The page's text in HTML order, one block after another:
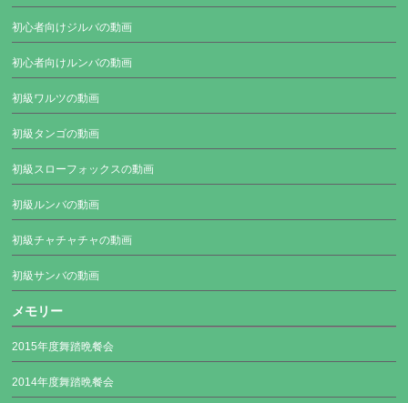
初心者向けジルバの動画
初心者向けルンバの動画
初級ワルツの動画
初級タンゴの動画
初級スローフォックスの動画
初級ルンバの動画
初級チャチャチャの動画
初級サンバの動画
メモリー
2015年度舞踏晩餐会
2014年度舞踏晩餐会